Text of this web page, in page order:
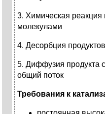
3. Химическая
молекулами
4. Десорбция
5. Диффузия продукта
общий поток
Требования к